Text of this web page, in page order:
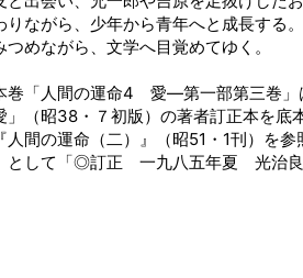
りながら、少年から青年へと成長する
つめながら、文学へ目覚めてゆく。
巻「人間の運命4 愛―第一部第三巻」
」（昭38・７初版）の著者訂正本を
人間の運命（二）』（昭51・1刊）を
として「◎訂正 一九八五年夏 光治良